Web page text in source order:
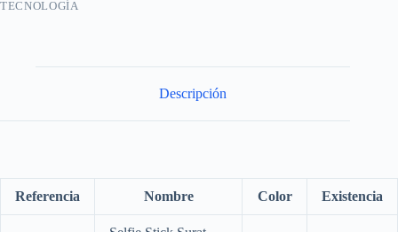
TECNOLOGÍA
Descripción
Referencia Nombre Color Existencia